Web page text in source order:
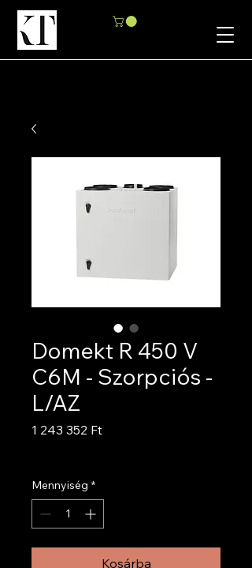
Domekt R 450 V
C6M - Szorpciós -
L/AZ
1 243 352 FtÁr
Mennyiség *
Kosárba